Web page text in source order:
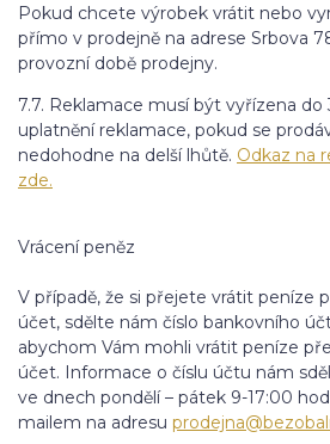
Pokud chcete výrobek vrátit nebo
přímo v prodejně na adrese Srbova
provozní době prodejny.
7.7. Reklamace musí být vyřízena
uplatnění reklamace, pokud se
nedohodne na delší lhůtě. Odkaz na
zde.
Vrácení peněz
V případě, že si přejete vrátit peníze
účet, sdělte nám číslo bankovního
abychom Vám mohli vrátit peníze
účet. Informace o číslu účtu nám
ve dnech pondělí – pátek 9-17:00
mailem na adresu